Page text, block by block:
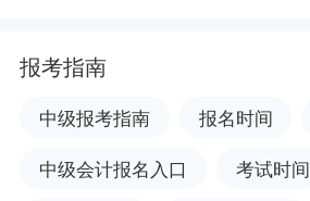
报考指南
中级报考指南 报名时间
中级会计报名入口
考试时间